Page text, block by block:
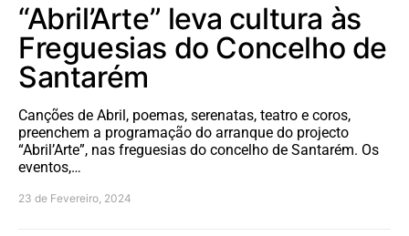
“Abril’Arte” leva cultura às
Freguesias do Concelho de
Santarém
Canções de Abril, poemas, serenatas, teatro e coros,
preenchem a programação do arranque do projecto
“Abril’Arte”, nas freguesias do concelho de Santarém. Os
eventos,…
23 de Fevereiro, 2024